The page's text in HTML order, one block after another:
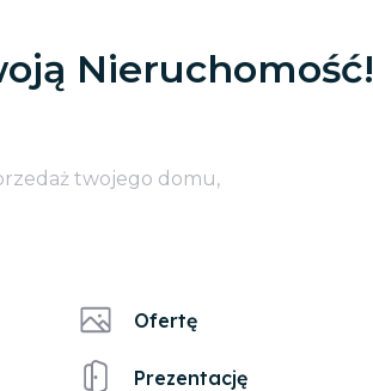
Nieruchomość!
twojego domu,
Ofertę
Prezentację